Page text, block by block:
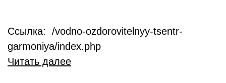
Ссылка: /vodno-ozdorovitelnyy-tsentr-
garmoniya/index.php
Читать далее